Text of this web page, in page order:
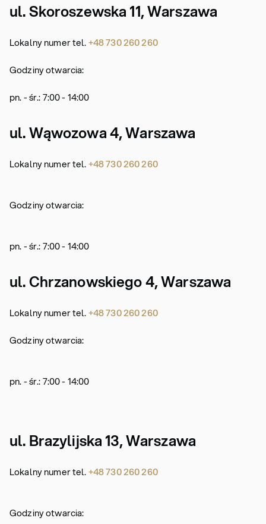
ul. Skoroszewska 11, Warszawa
Lokalny numer tel.+48 730 260 260
Godziny otwarcia:
pn. - śr.: 7:00 - 14:00
ul. Wąwozowa 4, Warszawa
Lokalny numer tel.+48 730 260 260
Godziny otwarcia:
pn. - śr.: 7:00 - 14:00
ul. Chrzanowskiego 4, Warszawa
Lokalny numer tel.+48 730 260 260
Godziny otwarcia:
pn. - śr.: 7:00 - 14:00
ul. Brazylijska 13, Warszawa
Lokalny numer tel.+48 730 260 260
Godziny otwarcia: